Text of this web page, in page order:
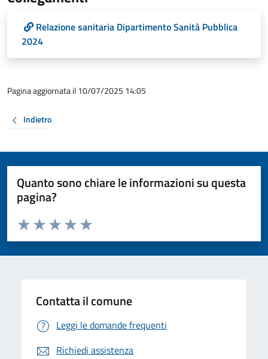
Relazione sanitaria Dipartimento Sanità Pubblica
2024
Pagina aggiornata il 10/07/2025 14:05
Indietro
Quanto sono chiare le informazioni su questa
pagina?
Valuta da 1 a 5 stelle la pagina
Valuta 5 stelle su 5
Valuta 4 stelle su 5
Valuta 3 stelle su 5
Valuta 2 stelle su 5
Valuta 1 stelle su 5
Contatta il comune
Leggi le domande frequenti
Richiedi assistenza